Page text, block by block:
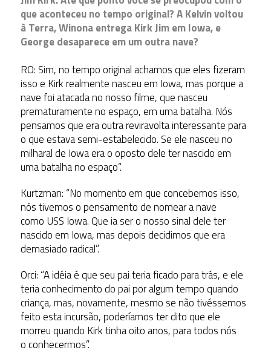
que aconteceu no tempo original? A Kelvin voltou
à Terra, Winona entrega Kirk Jim em Iowa, e
George desaparece em um outra nave?
RO: Sim, no tempo original achamos que eles fizeram
isso e Kirk realmente nasceu em Iowa, mas porque a
nave foi atacada no nosso filme, que nasceu
prematuramente no espaço, em uma batalha. Nós
pensamos que era outra reviravolta interessante para
o que estava semi-estabelecido. Se ele nasceu no
milharal de Iowa era o oposto dele ter nascido em
uma batalha no espaço”.
Kurtzman: “No momento em que concebemos isso,
nós tivemos o pensamento de nomear a nave
como USS Iowa. Que ia ser o nosso sinal dele ter
nascido em Iowa, mas depois decidimos que era
demasiado radical”.
Orci: “A idéia é que seu pai teria ficado para trás, e ele
teria conhecimento do pai por algum tempo quando
criança, mas, novamente, mesmo se não tivéssemos
feito esta incursão, poderíamos ter dito que ele
morreu quando Kirk tinha oito anos, para todos nós
o conhecermos”.